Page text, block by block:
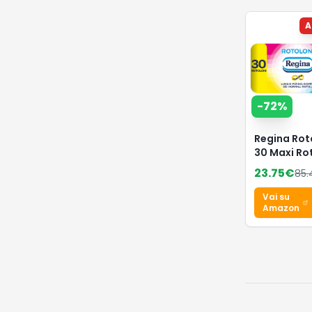
-72%
Regina
30 Maxi
Carta
2 Veli
23.75€
Vai su
Amazon